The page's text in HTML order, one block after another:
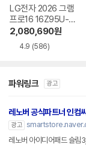
LG전자 2026 그램
프로16 16Z95U-G
S5WK
2,080,690원
4.9 (586)
파워링크 광고
레노버 공식파트너 인컴
광고
레노버 아이디어패드 슬림